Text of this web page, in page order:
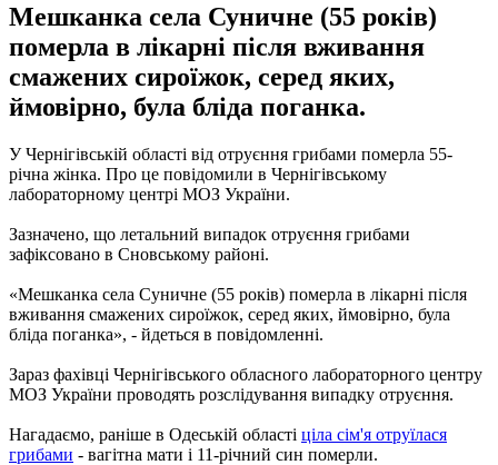
Мешканка села Суничне (55 років)
померла в лікарні після вживання
смажених сироїжок, серед яких,
ймовірно, була бліда поганка.
У Чернігівській області від отруєння грибами померла 55-
річна жінка. Про це повідомили в Чернігівському
лабораторному центрі МОЗ України.
Зазначено, що летальний випадок отруєння грибами
зафіксовано в Сновському районі.
«Мешканка села Суничне (55 років) померла в лікарні після
вживання смажених сироїжок, серед яких, ймовірно, була
бліда поганка», - йдеться в повідомленні.
Зараз фахівці Чернігівського обласного лабораторного центру
МОЗ України проводять розслідування випадку отруєння.
Нагадаємо, раніше в Одеській області ціла сім'я отруїлася
грибами - вагітна мати і 11-річний син померли.